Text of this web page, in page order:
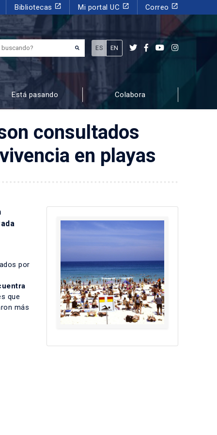
Bibliotecas launch Mi portal UC launch Correo launch
¿Qué estás buscando?
ES EN
Está pasando Colabora
consultados
en playas
por
que
más